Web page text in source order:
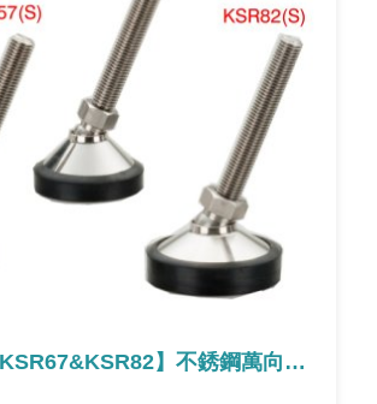
【KSR57&KSR67&KSR82】不銹鋼萬向防滑腳座